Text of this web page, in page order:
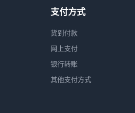
支付方式
货到付款
网上支付
银行转账
其他支付方式